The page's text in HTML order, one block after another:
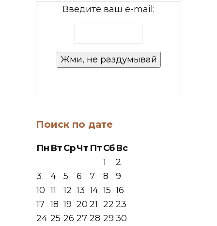
Введите ваш e-mail:
Поиск по дате
Пн ВтСрЧт ПтСбВс
1
2
3
4 5 6 7 8
9
10 11 12 13 14 15 16
17 18 19 20 21 22 23
24 25 26 27 28 29 30